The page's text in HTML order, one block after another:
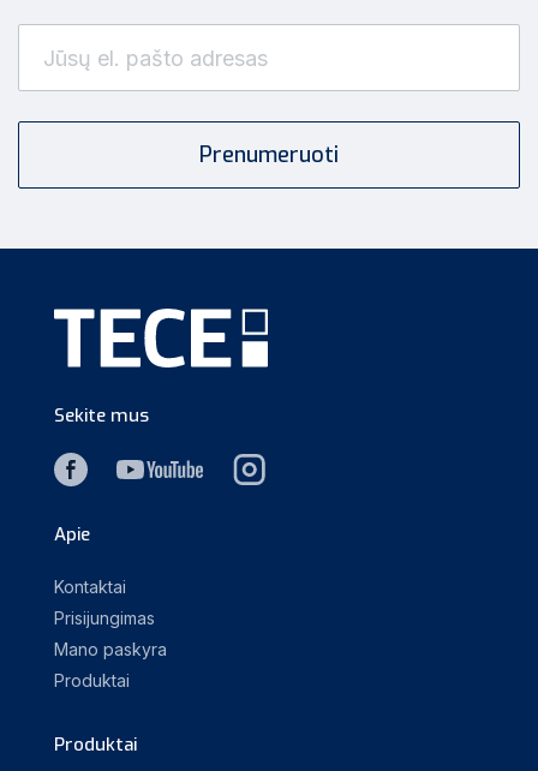
Sekite mus
Apie
Kontaktai
Prisijungimas
Mano paskyra
Produktai
Produktai